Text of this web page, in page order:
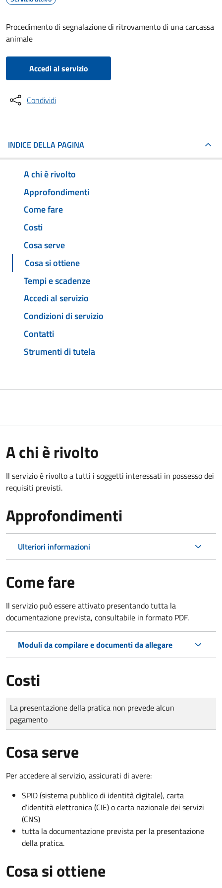
Procedimento di segnalazione di ritrovamento di una carcassa
animale
Accedi al servizio
Condividi
INDICE DELLA PAGINA
A chi è rivolto
Approfondimenti
Come fare
Costi
Cosa serve
Cosa si ottiene
Tempi e scadenze
Accedi al servizio
Condizioni di servizio
Contatti
Strumenti di tutela
A chi è rivolto
Il servizio è rivolto a tutti i soggetti interessati in possesso dei
requisiti previsti.
Approfondimenti
Ulteriori informazioni
Come fare
Il servizio può essere attivato presentando tutta la
documentazione prevista, consultabile in formato PDF.
Moduli da compilare e documenti da allegare
Costi
Tipo di pagamento
Importo
La presentazione della pratica non prevede alcun
pagamento
Cosa serve
Per accedere al servizio, assicurati di avere:
SPID (sistema pubblico di identità digitale), carta
d’identità elettronica (CIE) o carta nazionale dei servizi
(CNS)
tutta la documentazione prevista per la presentazione
della pratica.
Cosa si ottiene